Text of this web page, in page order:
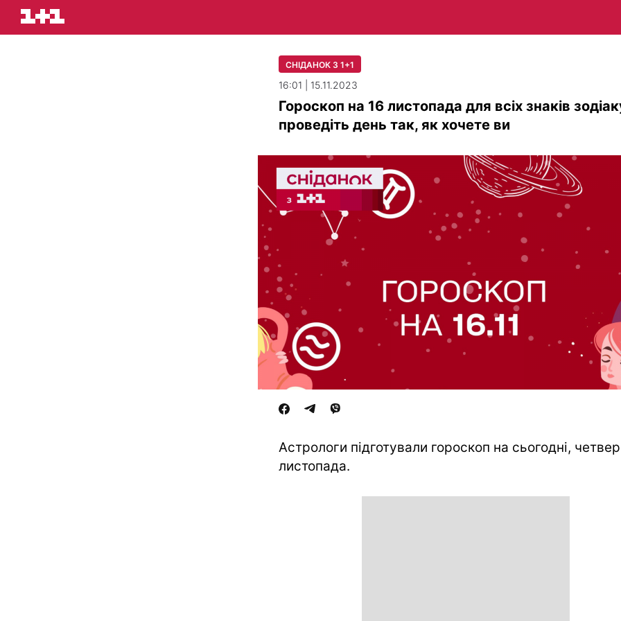
СНІДАНОК З 1+1
16:01 | 15.11.2023
Гороскоп на 16 листопада для всіх знаків
проведіть день так, як хочете ви
Астрологи підготували гороскоп на сьогодні,
листопада.